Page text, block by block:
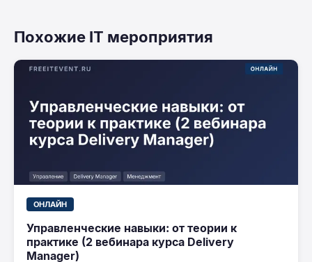
Похожие IT мероприятия
ОНЛАЙН
Управленческие навыки: от теории к
практике (2 вебинара курса Delivery
Manager)